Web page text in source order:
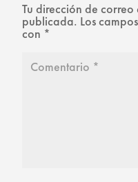
Tu dirección de
publicada. Los
con *